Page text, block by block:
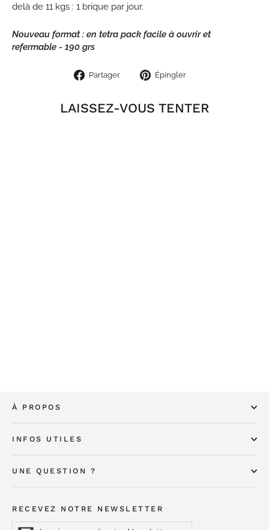
delà de 11 kgs : 1 brique par jour.
Nouveau format : en tetra pack facile à ouvrir et
refermable - 190 grs
Partager
PartagerÉpingler
LAISSEZ-VOUS TENTER
À PROPOS
INFOS UTILES
UNE QUESTION ?
RECEVEZ NOTRE NEWSLETTER
Inscrivez-
S'inscrire